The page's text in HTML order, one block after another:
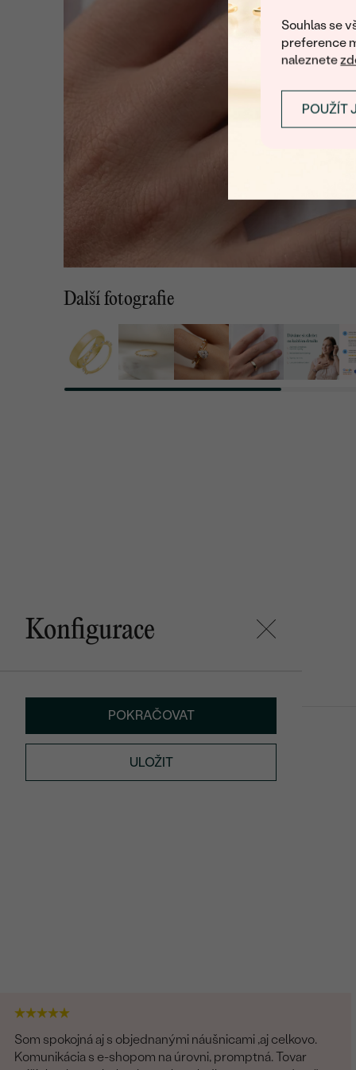
Souhlas se
preference
naleznete
POUŽÍT
Další fotografie
Konfigurace
POKRAČOVAT
ULOŽIT
od 16 790 Kč
Som spokojná aj s objednanými náušnicami ,aj celkovo.
Komunikácia s e-shopom na úrovni, promptná. Tovar